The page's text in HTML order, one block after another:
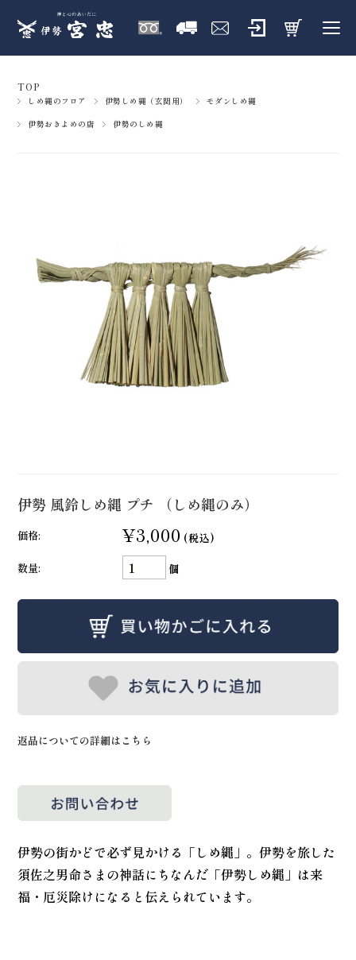
TOP
しめ縄のフロア 伊勢しめ縄（玄関用） モダンしめ縄
伊勢おきよめの店 伊勢のしめ縄
伊勢 風鈴しめ縄 プチ （しめ縄のみ）
価格: ¥3,000 (税込)
数量:
個
返品についての詳細はこちら
伊勢の街かどで必ず見かける「しめ縄」。伊勢を旅した
須佐之男命さまの神話にちなんだ「伊勢しめ縄」は来
福・厄災除けになると伝えられています。